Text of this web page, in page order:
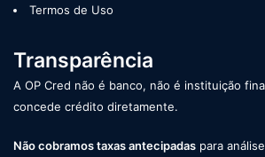
Termos de Uso
Transparência
A OP Cred não é banco, não é instituição
concede crédito diretamente.
Não cobramos taxas antecipadas para